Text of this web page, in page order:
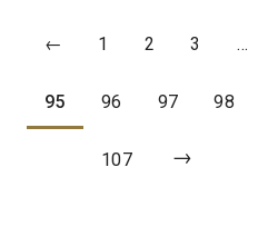
← 1 2 3 …
95 96 97 98
107 →